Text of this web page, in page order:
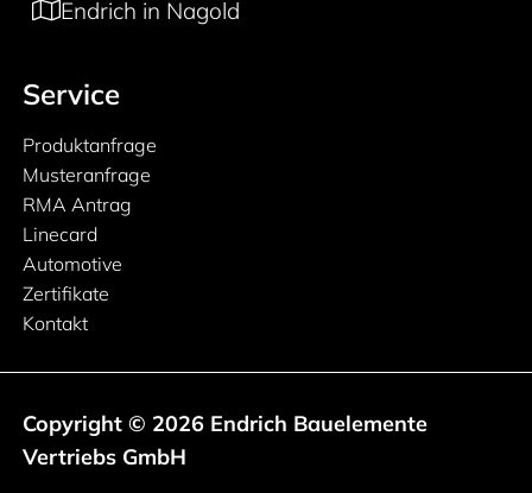
Endrich in Nagold
Service
Produktanfrage
Musteranfrage
RMA Antrag
Linecard
Automotive
Zertifikate
Kontakt
Copyright © 2026 Endrich Bauelemente
Vertriebs GmbH